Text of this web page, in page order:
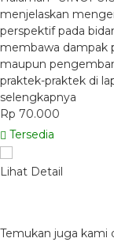
menjelaskan
perspektif pada
membawa dampak
maupun
praktek-praktek di
selengkapnya
Rp 70.000
Tersedia
Lihat Detail
Temukan juga kami